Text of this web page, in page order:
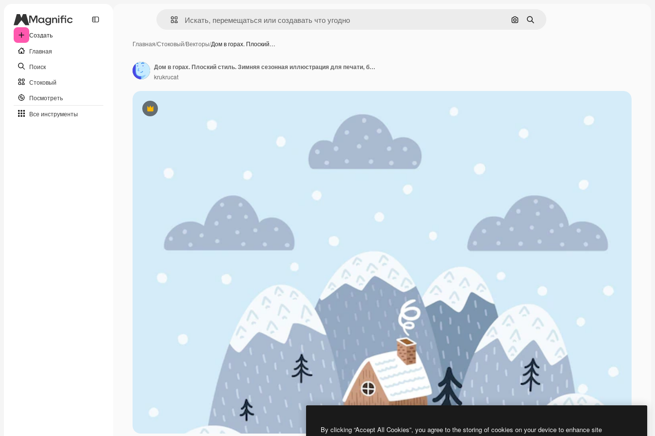
Создать
Главная
Поиск
Стоковый
Посмотреть
Все инструменты
Поиск по изображению
Поиск
Главная/Стоковый/Векторы/Дом в горах. Плоский…
Премиум
Дом в горах. Плоский стиль. Зимняя сезонная иллюстрация для печати, баннера, фона, украшения и дизайна поздравительных и пригласительных билетов
krukrucat
By clicking “Accept All Cookies”, you agree to the storing of cookies on your device to enhance site